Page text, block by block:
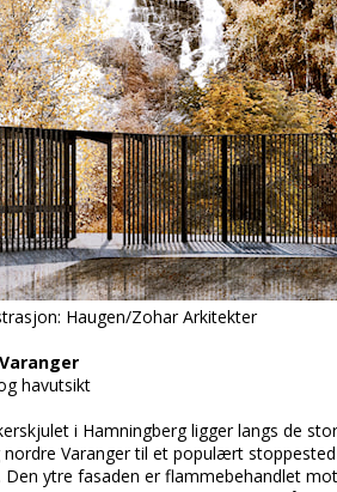
Haugen/Zohar Arkitekter
havutsikt
i Hamningberg ligger langs de
nordre Varanger til et populært
ytre fasaden er flammebehandlet